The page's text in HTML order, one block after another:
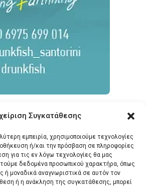
Συγκατάθεσης
εμπειρία, χρησιμοποιούμε τεχνολογίες
ή/και την πρόσβαση σε πληροφορίες
για τις εν λόγω τεχνολογίες θα μας
δεδομένα προσωπικού χαρακτήρα, όπως
ή μοναδικά αναγνωριστικά σε αυτόν τον
ή η ανάκληση της συγκατάθεσης, μπορεί